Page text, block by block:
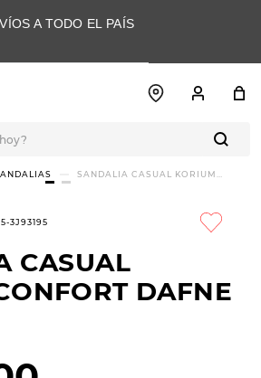
A TODO EL PAÍS
SANDALIA CASUAL KORIUM
3J93195
CASUAL
DAFNE
TÉRMINOS MÁS
BUSCADOS
3 .
skechers slip-ins